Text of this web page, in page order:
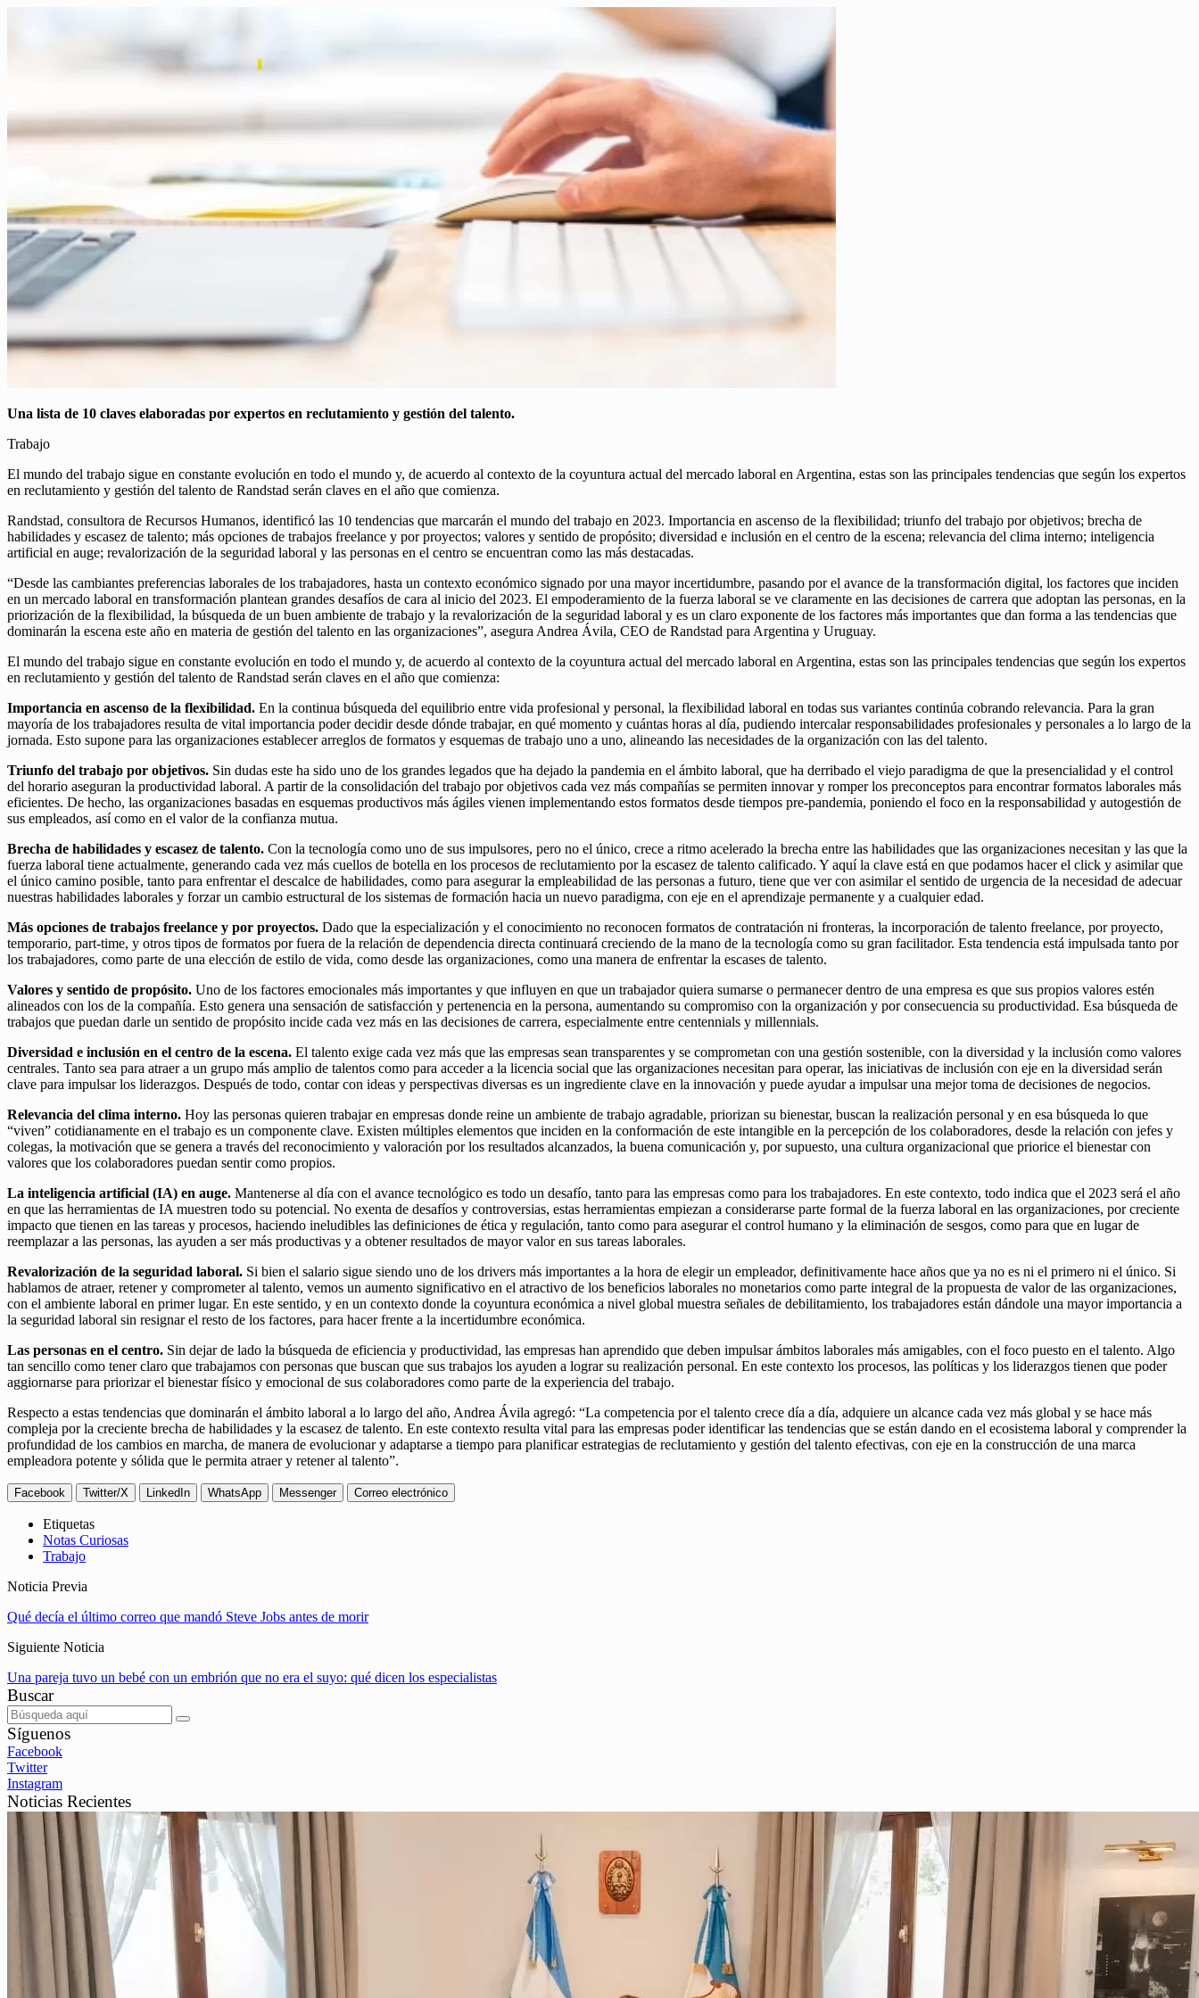
Una lista de 10 claves elaboradas por expertos en reclutamiento y gestión del talento.
Trabajo
El mundo del trabajo sigue en constante evolución en todo el mundo y, de acuerdo al contexto de la coyuntura actual del mercado laboral en Argentina, estas son las principales tendencias que según los expertos
en reclutamiento y gestión del talento de Randstad serán claves en el año que comienza.
Randstad, consultora de Recursos Humanos, identificó las 10 tendencias que marcarán el mundo del trabajo en 2023. Importancia en ascenso de la flexibilidad; triunfo del trabajo por objetivos; brecha de
habilidades y escasez de talento; más opciones de trabajos freelance y por proyectos; valores y sentido de propósito; diversidad e inclusión en el centro de la escena; relevancia del clima interno; inteligencia
artificial en auge; revalorización de la seguridad laboral y las personas en el centro se encuentran como las más destacadas.
“Desde las cambiantes preferencias laborales de los trabajadores, hasta un contexto económico signado por una mayor incertidumbre, pasando por el avance de la transformación digital, los factores que inciden
en un mercado laboral en transformación plantean grandes desafíos de cara al inicio del 2023. El empoderamiento de la fuerza laboral se ve claramente en las decisiones de carrera que adoptan las personas, en la
priorización de la flexibilidad, la búsqueda de un buen ambiente de trabajo y la revalorización de la seguridad laboral y es un claro exponente de los factores más importantes que dan forma a las tendencias que
dominarán la escena este año en materia de gestión del talento en las organizaciones”, asegura Andrea Ávila, CEO de Randstad para Argentina y Uruguay.
El mundo del trabajo sigue en constante evolución en todo el mundo y, de acuerdo al contexto de la coyuntura actual del mercado laboral en Argentina, estas son las principales tendencias que según los expertos
en reclutamiento y gestión del talento de Randstad serán claves en el año que comienza:
Importancia en ascenso de la flexibilidad. En la continua búsqueda del equilibrio entre vida profesional y personal, la flexibilidad laboral en todas sus variantes continúa cobrando relevancia. Para la gran
mayoría de los trabajadores resulta de vital importancia poder decidir desde dónde trabajar, en qué momento y cuántas horas al día, pudiendo intercalar responsabilidades profesionales y personales a lo largo de la
jornada. Esto supone para las organizaciones establecer arreglos de formatos y esquemas de trabajo uno a uno, alineando las necesidades de la organización con las del talento.
Triunfo del trabajo por objetivos. Sin dudas este ha sido uno de los grandes legados que ha dejado la pandemia en el ámbito laboral, que ha derribado el viejo paradigma de que la presencialidad y el control
del horario aseguran la productividad laboral. A partir de la consolidación del trabajo por objetivos cada vez más compañías se permiten innovar y romper los preconceptos para encontrar formatos laborales más
eficientes. De hecho, las organizaciones basadas en esquemas productivos más ágiles vienen implementando estos formatos desde tiempos pre-pandemia, poniendo el foco en la responsabilidad y autogestión de
sus empleados, así como en el valor de la confianza mutua.
Brecha de habilidades y escasez de talento. Con la tecnología como uno de sus impulsores, pero no el único, crece a ritmo acelerado la brecha entre las habilidades que las organizaciones necesitan y las que la
fuerza laboral tiene actualmente, generando cada vez más cuellos de botella en los procesos de reclutamiento por la escasez de talento calificado. Y aquí la clave está en que podamos hacer el click y asimilar que
el único camino posible, tanto para enfrentar el descalce de habilidades, como para asegurar la empleabilidad de las personas a futuro, tiene que ver con asimilar el sentido de urgencia de la necesidad de adecuar
nuestras habilidades laborales y forzar un cambio estructural de los sistemas de formación hacia un nuevo paradigma, con eje en el aprendizaje permanente y a cualquier edad.
Más opciones de trabajos freelance y por proyectos. Dado que la especialización y el conocimiento no reconocen formatos de contratación ni fronteras, la incorporación de talento freelance, por proyecto,
temporario, part-time, y otros tipos de formatos por fuera de la relación de dependencia directa continuará creciendo de la mano de la tecnología como su gran facilitador. Esta tendencia está impulsada tanto por
los trabajadores, como parte de una elección de estilo de vida, como desde las organizaciones, como una manera de enfrentar la escases de talento.
Valores y sentido de propósito. Uno de los factores emocionales más importantes y que influyen en que un trabajador quiera sumarse o permanecer dentro de una empresa es que sus propios valores estén
alineados con los de la compañía. Esto genera una sensación de satisfacción y pertenencia en la persona, aumentando su compromiso con la organización y por consecuencia su productividad. Esa búsqueda de
trabajos que puedan darle un sentido de propósito incide cada vez más en las decisiones de carrera, especialmente entre centennials y millennials.
Diversidad e inclusión en el centro de la escena. El talento exige cada vez más que las empresas sean transparentes y se comprometan con una gestión sostenible, con la diversidad y la inclusión como valores
centrales. Tanto sea para atraer a un grupo más amplio de talentos como para acceder a la licencia social que las organizaciones necesitan para operar, las iniciativas de inclusión con eje en la diversidad serán
clave para impulsar los liderazgos. Después de todo, contar con ideas y perspectivas diversas es un ingrediente clave en la innovación y puede ayudar a impulsar una mejor toma de decisiones de negocios.
Relevancia del clima interno. Hoy las personas quieren trabajar en empresas donde reine un ambiente de trabajo agradable, priorizan su bienestar, buscan la realización personal y en esa búsqueda lo que
“viven” cotidianamente en el trabajo es un componente clave. Existen múltiples elementos que inciden en la conformación de este intangible en la percepción de los colaboradores, desde la relación con jefes y
colegas, la motivación que se genera a través del reconocimiento y valoración por los resultados alcanzados, la buena comunicación y, por supuesto, una cultura organizacional que priorice el bienestar con
valores que los colaboradores puedan sentir como propios.
La inteligencia artificial (IA) en auge. Mantenerse al día con el avance tecnológico es todo un desafío, tanto para las empresas como para los trabajadores. En este contexto, todo indica que el 2023 será el año
en que las herramientas de IA muestren todo su potencial. No exenta de desafíos y controversias, estas herramientas empiezan a considerarse parte formal de la fuerza laboral en las organizaciones, por creciente
impacto que tienen en las tareas y procesos, haciendo ineludibles las definiciones de ética y regulación, tanto como para asegurar el control humano y la eliminación de sesgos, como para que en lugar de
reemplazar a las personas, las ayuden a ser más productivas y a obtener resultados de mayor valor en sus tareas laborales.
Revalorización de la seguridad laboral. Si bien el salario sigue siendo uno de los drivers más importantes a la hora de elegir un empleador, definitivamente hace años que ya no es ni el primero ni el único. Si
hablamos de atraer, retener y comprometer al talento, vemos un aumento significativo en el atractivo de los beneficios laborales no monetarios como parte integral de la propuesta de valor de las organizaciones,
con el ambiente laboral en primer lugar. En este sentido, y en un contexto donde la coyuntura económica a nivel global muestra señales de debilitamiento, los trabajadores están dándole una mayor importancia a
la seguridad laboral sin resignar el resto de los factores, para hacer frente a la incertidumbre económica.
Las personas en el centro. Sin dejar de lado la búsqueda de eficiencia y productividad, las empresas han aprendido que deben impulsar ámbitos laborales más amigables, con el foco puesto en el talento. Algo
tan sencillo como tener claro que trabajamos con personas que buscan que sus trabajos los ayuden a lograr su realización personal. En este contexto los procesos, las políticas y los liderazgos tienen que poder
aggiornarse para priorizar el bienestar físico y emocional de sus colaboradores como parte de la experiencia del trabajo.
Respecto a estas tendencias que dominarán el ámbito laboral a lo largo del año, Andrea Ávila agregó: “La competencia por el talento crece día a día, adquiere un alcance cada vez más global y se hace más
compleja por la creciente brecha de habilidades y la escasez de talento. En este contexto resulta vital para las empresas poder identificar las tendencias que se están dando en el ecosistema laboral y comprender la
profundidad de los cambios en marcha, de manera de evolucionar y adaptarse a tiempo para planificar estrategias de reclutamiento y gestión del talento efectivas, con eje en la construcción de una marca
empleadora potente y sólida que le permita atraer y retener al talento”.
Facebook Twitter/X LinkedIn WhatsApp Messenger Correo electrónico
Etiquetas
Notas Curiosas
Trabajo
Noticia Previa
Qué decía el último correo que mandó Steve Jobs antes de morir
Siguiente Noticia
Una pareja tuvo un bebé con un embrión que no era el suyo: qué dicen los especialistas
Buscar
Síguenos
Facebook
Twitter
Instagram
Noticias Recientes